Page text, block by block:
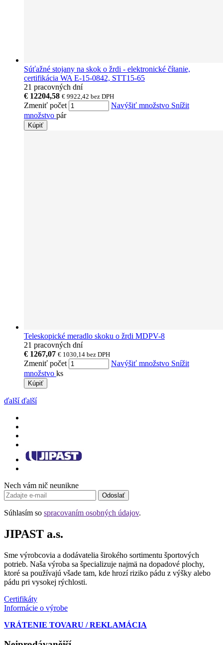
Súťažné stojany na skok o žrdi - elektronické čítanie,
certifikácia WA E-15-0842, STT15-65
21 pracovných dní
€ 12204,58 € 9922,42 bez DPH
Zmeniť počet Navýšiť množstvo Snížit
množstvo pár
Kúpiť
Teleskopické meradlo skoku o žrdi MDPV-8
21 pracovných dní
€ 1267,07 € 1030,14 bez DPH
Zmeniť počet Navýšiť množstvo Snížit
množstvo ks
Kúpiť
ďalší ďalší
Nech vám nič neunikne
Odoslať
Súhlasím so spracovaním osobných údajov.
JIPAST a.s.
Sme výrobcovia a dodávatelia širokého sortimentu športových
potrieb. Naša výroba sa špecializuje najmä na dopadové plochy,
ktoré sa používajú všade tam, kde hrozí riziko pádu z výšky alebo
pádu pri vysokej rýchlosti.
Certifikáty
Informácie o výrobe
VRÁTENIE TOVARU / REKLAMÁCIA